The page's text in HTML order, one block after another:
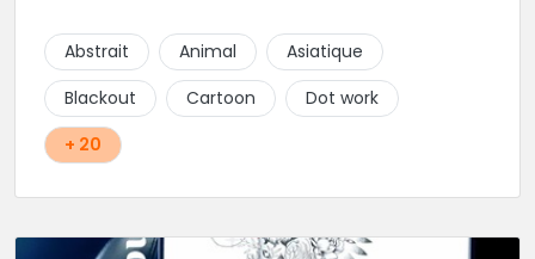
Abstrait Animal
Asiatique
Blackout
Cartoon
Dot work
+ 20